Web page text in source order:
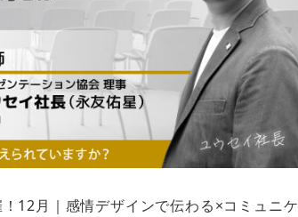
12月｜感情デザインで伝わる×コミュニケ